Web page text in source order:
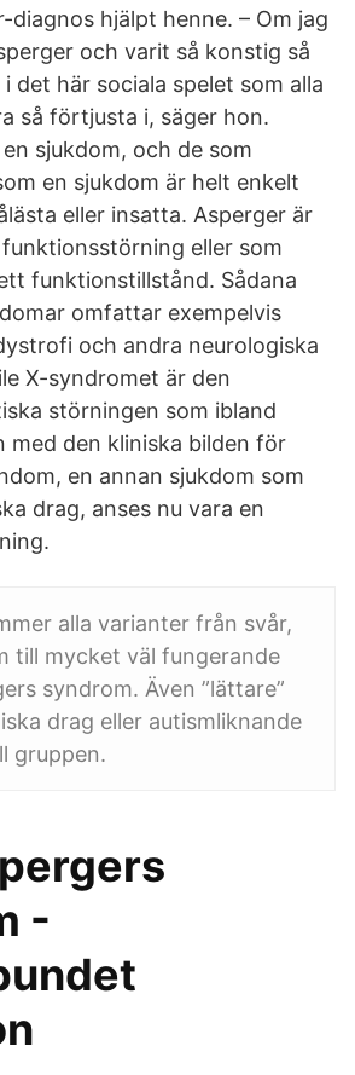
diagnos hjälpt henne. – Om jag
och varit så konstig så
det här sociala spelet som alla
så förtjusta i, säger hon.
sjukdom, och de som
en sjukdom är helt enkelt
eller insatta. Asperger är
eller som
funktionstillstånd. Sådana
omfattar exempelvis
och andra neurologiska
X-syndromet är den
störningen som ibland
med den kliniska bilden för
en annan sjukdom som
drag, anses nu vara en
alla varianter från svår,
till mycket väl fungerande
syndrom. Även ”lättare”
drag eller autismliknande
gruppen.
-